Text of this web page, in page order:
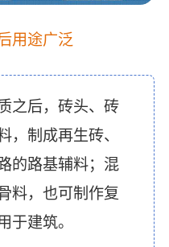
用途广泛
之后，砖头、砖
，制成再生砖、
的路基辅料；混
料，也可制作复
于建筑。